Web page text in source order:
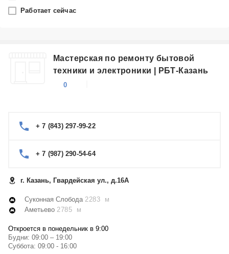
Производитель
Работает сейчас
Мастерская по ремонту бытовой
техники и электроники | РБТ-Казань
0
+ 7 (843) 297-99-22
+ 7 (987) 290-54-64
г. Казань, Гвардейская ул., д.16А
Суконная Слобода2283 м
Аметьево 2785 м
Откроется в понедельник в 9:00
Будни: 09:00 – 19:00
Суббота: 09:00 - 16:00